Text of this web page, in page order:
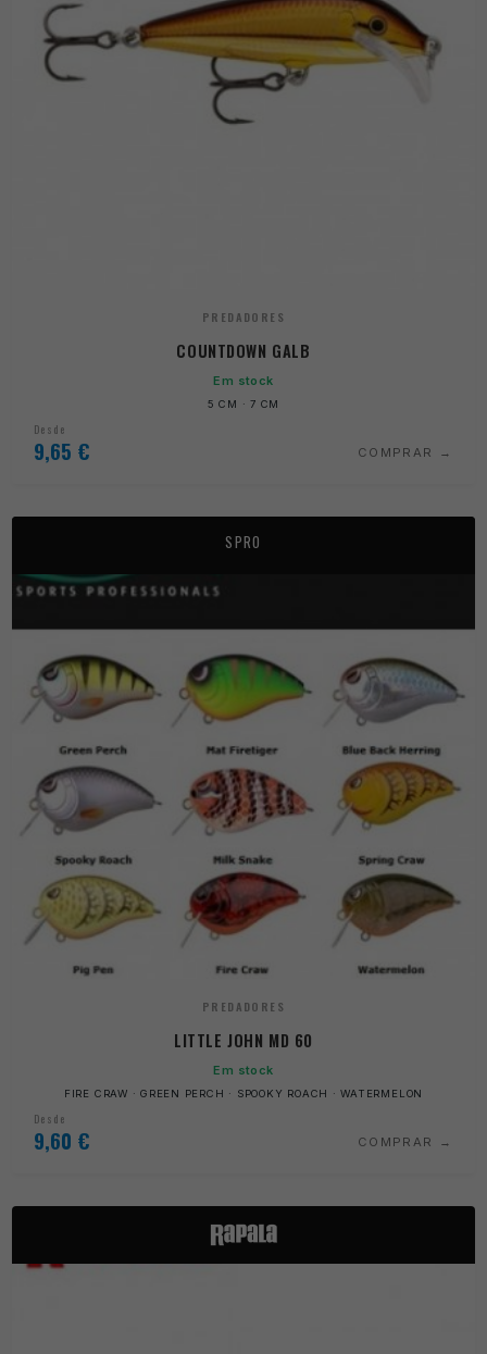
PREDADORES
COUNTDOWN GALB
Em stock
5 CM · 7 CM
Desde
9,65 € COMPRAR
SPRO
PREDADORES
LITTLE JOHN MD 60
Em stock
FIRE CRAW · GREEN PERCH · SPOOKY ROACH · WATERMELON
Desde
9,60 € COMPRAR